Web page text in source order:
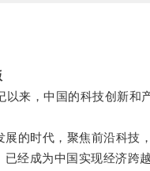
来，中国的科技创新和
的时代，聚焦前沿科技
已经成为中国实现经济跨